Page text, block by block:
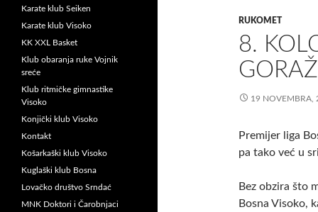
RUKOMET
8.
19 NOVEMBRA,
Premijer liga
pa tako već u
Bez obzira što
Bosna Visoko,
Karate klub Seiken
Karate klub Visoko
KK XXL Basket
Klub obaranja ruke Vojnik
sreće
Klub ritmičke gimnastike
Visoko
Konjički klub Visoko
Kontakt
Košarkaški klub Visoko
Kuglaški klub Bosna
Lovačko društvo Srndać
MNK Doktori i Čarobnjaci